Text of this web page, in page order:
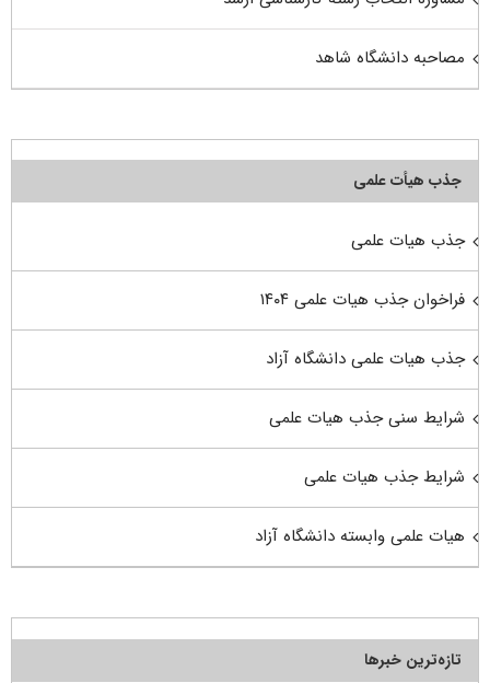
مصاحبه دانشگاه شاهد
جذب هیأت علمی
جذب هیات علمی
فراخوان جذب هیات علمی ۱۴۰۴
جذب هیات علمی دانشگاه آزاد
شرایط سنی جذب هیات علمی
شرایط جذب هیات علمی
هیات علمی وابسته دانشگاه آزاد
تازه‌ترین خبرها